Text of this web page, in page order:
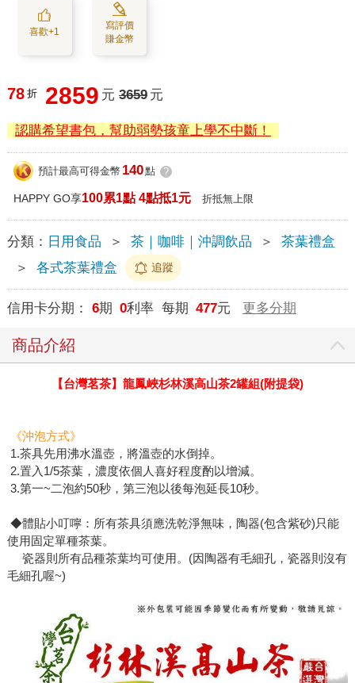
喜歡+1
寫評價
賺金幣
78 折 2859 元 3659 元
認購希望書包，幫助弱勢孩童上學不中斷！
預計最高可得金幣 140點 ?
HAPPY GO享100累1點 4點抵1元 折抵無上限
分類： 日用食品 ＞ 茶｜咖啡｜沖調飲品 ＞
茶葉禮盒
＞
各式茶葉禮盒 追蹤
信用卡分期： 6期 0利率 每期 477元 更多分期
商品介紹
【台灣茗茶】龍鳳峽杉林溪高山茶2罐組(附提袋)
《沖泡方式》
1.茶具先用沸水溫壺，將溫壺的水倒掉。
2.置入1/5茶葉，濃度依個人喜好程度酌以增減。
3.第一~二泡約50秒，第三泡以後每泡延長10秒。
◆體貼小叮嚀：所有茶具須應洗乾淨無味，陶器(包含紫砂)只能
使用固定單種茶葉。
瓷器則所有品種茶葉均可使用。(因陶器有毛細孔，瓷器則沒有
毛細孔喔~)